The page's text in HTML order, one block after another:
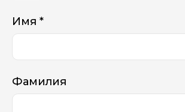
Имя *
Фамилия